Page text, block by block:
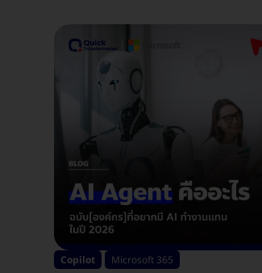
Copilot Microsoft 365